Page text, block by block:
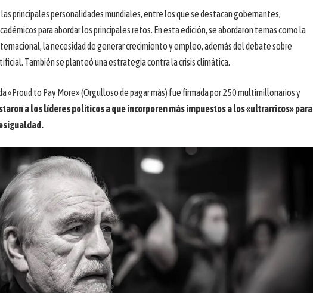
principales personalidades mundiales, entre los que se destacan gobernantes,
para abordar los principales retos. En esta edición, se abordaron temas como la
la necesidad de generar crecimiento y empleo, además del debate sobre
También se planteó una estrategia contra la crisis climática.
«Proud to Pay More» (Orgulloso de pagar más) fue firmada por 250 multimillonarios y
a los líderes políticos a que incorporen más impuestos a los «ultrarricos» para